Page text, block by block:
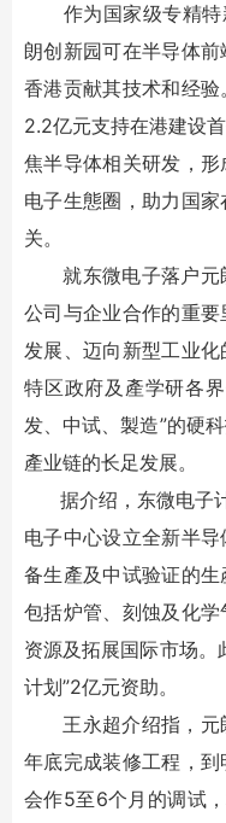
作为国家级专精特
朗创新园可在半导体
香港贡献其技术和经
2.2亿元支持在港建设
焦半导体相关研发，
电子生態圈，助力国
关。
就东微电子落户元
公司与企业合作的重
发展、迈向新型工业
特区政府及產学研各
发、中试、製造”的硬
產业链的长足发展。
据介绍，东微电子
电子中心设立全新半
备生產及中试验证的
包括炉管、刻蚀及化
资源及拓展国际市场。
计划”2亿元资助。
王永超介绍指，元
年底完成装修工程，
会作5至6个月的调试